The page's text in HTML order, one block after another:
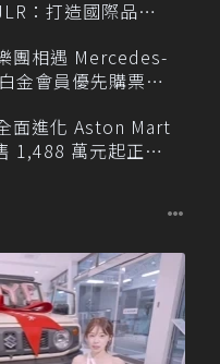
：打造國際品牌
團相遇 Mercedes-
金會員優先購票維
面進化 Aston Mart
1,488 萬元起正式